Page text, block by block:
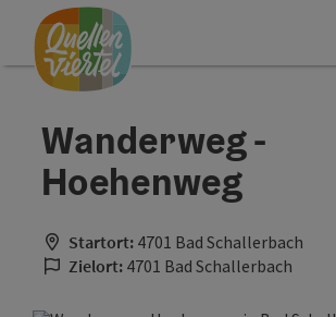
Zum Inhalt
Zur Navigation
Zum Seitenanfang
Wanderweg -
Hoehenweg
Startort: 4701 Bad Schallerbach
Zielort: 4701 Bad Schallerbach